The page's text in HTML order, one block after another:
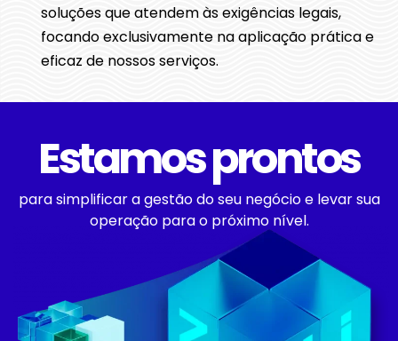
soluções que atendem às exigências legais,
focando exclusivamente na aplicação prática e
eficaz de nossos serviços.
Estamos prontos
para simplificar a gestão do seu negócio e levar sua
operação para o próximo nível.